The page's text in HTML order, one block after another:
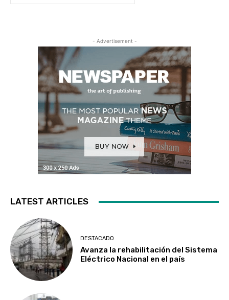
- Advertisement -
LATEST ARTICLES
DESTACADO
Avanza la rehabilitación del Sistema
Eléctrico Nacional en el país